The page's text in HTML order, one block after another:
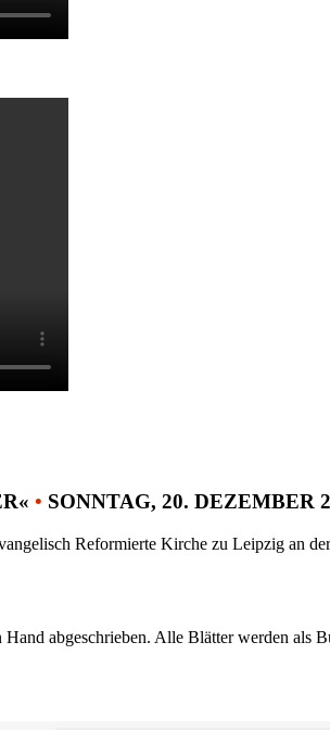
• SONNTAG, 20. DEZEMBER
Reformierte Kirche zu Leipzig an
abgeschrieben. Alle Blätter werden